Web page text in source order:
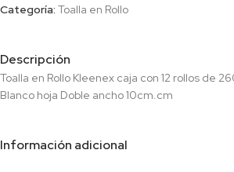
Categoría: Toalla en Rollo
Descripción
Toalla en Rollo Kleenex caja con 12 rollos de
Blanco hoja Doble ancho 10cm.cm
Información adicional